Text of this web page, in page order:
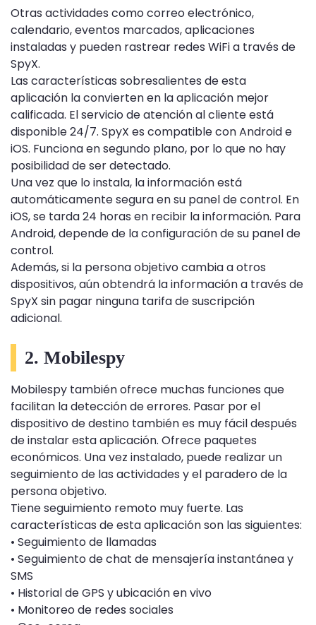
Otras actividades como correo electrónico,
calendario, eventos marcados, aplicaciones
instaladas y pueden rastrear redes WiFi a través de
SpyX.
Las características sobresalientes de esta
aplicación la convierten en la aplicación mejor
calificada. El servicio de atención al cliente está
disponible 24/7. SpyX es compatible con Android e
iOS. Funciona en segundo plano, por lo que no hay
posibilidad de ser detectado.
Una vez que lo instala, la información está
automáticamente segura en su panel de control. En
iOS, se tarda 24 horas en recibir la información. Para
Android, depende de la configuración de su panel de
control.
Además, si la persona objetivo cambia a otros
dispositivos, aún obtendrá la información a través de
SpyX sin pagar ninguna tarifa de suscripción
adicional.
2. Mobilespy
Mobilespy también ofrece muchas funciones que
facilitan la detección de errores. Pasar por el
dispositivo de destino también es muy fácil después
de instalar esta aplicación. Ofrece paquetes
económicos. Una vez instalado, puede realizar un
seguimiento de las actividades y el paradero de la
persona objetivo.
Tiene seguimiento remoto muy fuerte. Las
características de esta aplicación son las siguientes:
• Seguimiento de llamadas
• Seguimiento de chat de mensajería instantánea y
SMS
• Historial de GPS y ubicación en vivo
• Monitoreo de redes sociales